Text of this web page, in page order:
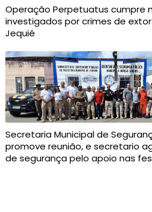
Operação Perpetuatus cumpre
investigados por crimes de
Jequié
Secretaria Municipal de
promove reunião, e secretario
de segurança pelo apoio nas